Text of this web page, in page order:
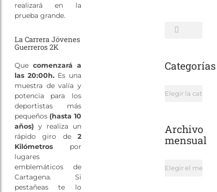
realizará en la
prueba grande.
La Carrera Jóvenes
Guerreros 2K
Que comenzará a
las 20:00h.Es una
muestra de valía y
potencia para los
deportistas más
pequeños(hasta 10
años) y realiza un
rápido giro de 2
Kilómetrospor
lugares
emblemáticos de
Cartagena. Si
pestañeas te lo
Buscar:
Categorías
Categorías
Archivo
mensual
Archivo
mensual